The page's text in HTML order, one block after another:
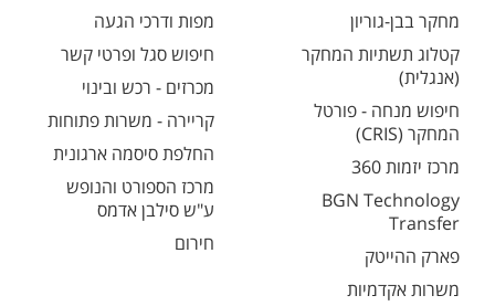
מחקר בבן-גוריון
קטלוג תשתיות המחקר
(אנגלית)
חיפוש מנחה - פורטל
המחקר (CRIS)
מרכז יזמות 360
BGN Technology
Transfer
פארק ההייטק
משרות אקדמיות
מפות ודרכי הגעה
חיפוש סגל ופרטי קשר
מכרזים - רכש ובינוי
קריירה - משרות פתוחות
החלפת סיסמה ארגונית
מרכז הספורט והנופש
ע"ש סילבן אדמס
חירום